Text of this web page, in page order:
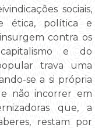
sociais,
ética, política e
contra os
e do
trava uma
se a si própria
não incorrer em
que, a
restam por